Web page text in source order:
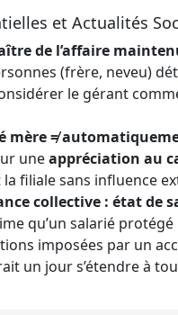
et Actualités
de l’affaire
(frère, neveu)
le gérant
mère ≠
uneappréciation au
filiale sans influence
collective : état de
qu’un salarié
imposées par un
un jour s’étendre à